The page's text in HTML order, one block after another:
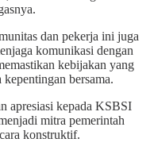
dan pekerja ini juga
komunikasi dengan
kebijakan yang
bersama.
apresiasi kepada KSBSI
mitra pemerintah
konstruktif.